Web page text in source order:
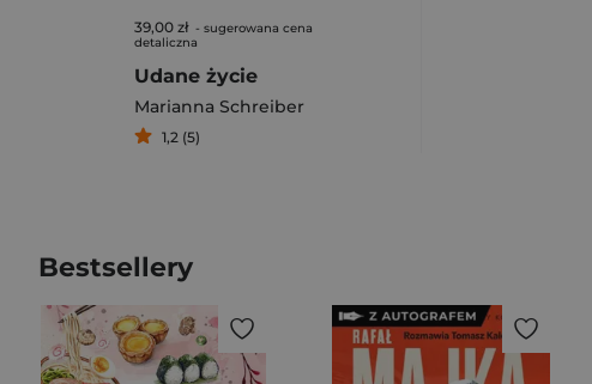
39,00 zł - sugerowana cena
detaliczna
Udane życie
Marianna Schreiber
1,2 (5)
Bestsellery